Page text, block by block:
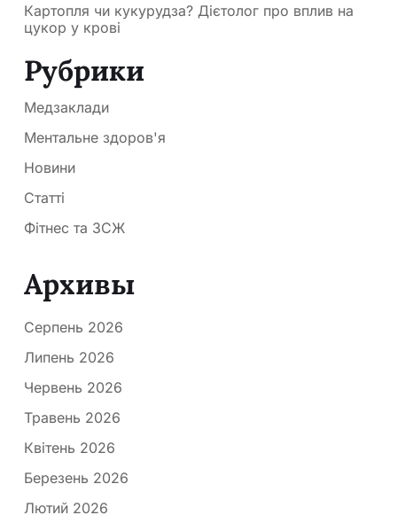
Картопля чи кукурудза? Дієтолог про вплив на
цукор у крові
Рубрики
Медзаклади
Ментальне здоров'я
Новини
Статті
Фітнес та ЗСЖ
Архивы
Серпень 2026
Липень 2026
Червень 2026
Травень 2026
Квітень 2026
Березень 2026
Лютий 2026